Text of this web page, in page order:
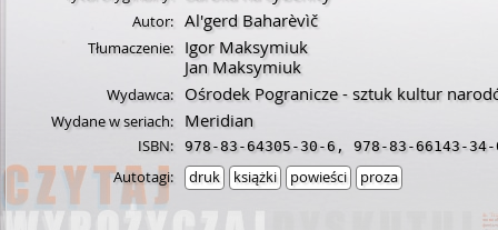
Autor: Al'gerd Baharèvìč
Tłumaczenie:
Igor Maksymiuk
Jan Maksymiuk
Wydawca: Ośrodek Pogranicze - sztuk kultur
Wydane w seriach: Meridian
ISBN: 978-83-64305-30-6 , 978-83-66143-34-
Autotagi: druk książki powieści proza